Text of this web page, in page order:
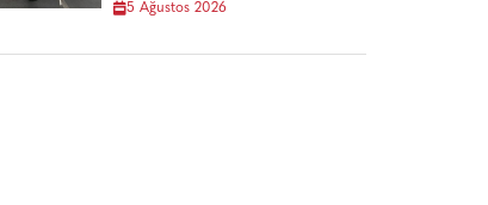
5 Ağustos 2026